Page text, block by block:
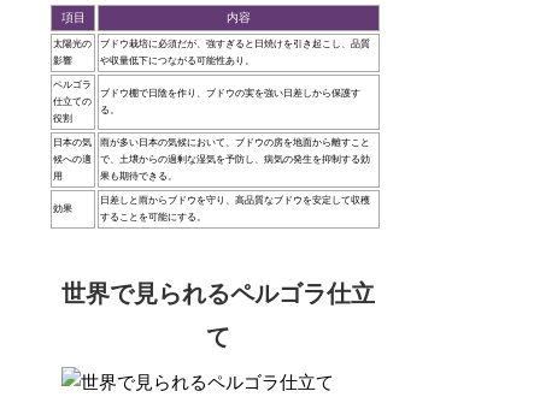
項目 内容
太陽光の
影響
ブドウ栽培に必須だが、強すぎると日焼けを引き起こし、品質
や収量低下につながる可能性あり。
ペルゴラ
仕立ての
役割
ブドウ棚で日陰を作り、ブドウの実を強い日差しから保護す
る。
日本の気
候への適
用
雨が多い日本の気候において、ブドウの房を地面から離すこと
で、土壌からの過剰な湿気を予防し、病気の発生を抑制する効
果も期待できる。
効果
日差しと雨からブドウを守り、高品質なブドウを安定して収穫
することを可能にする。
世界で見られるペルゴラ仕立
て